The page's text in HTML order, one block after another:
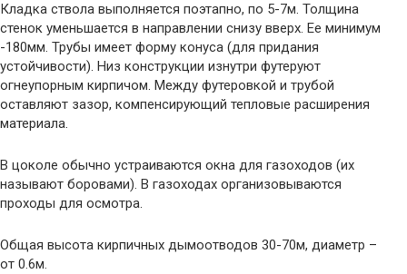
Кладка ствола выполняется поэтапно, по 5-7м. Толщина
стенок уменьшается в направлении снизу вверх. Ее минимум
-180мм. Трубы имеет форму конуса (для придания
устойчивости). Низ конструкции изнутри футеруют
огнеупорным кирпичом. Между футеровкой и трубой
оставляют зазор, компенсирующий тепловые расширения
материала.
В цоколе обычно устраиваются окна для газоходов (их
называют боровами). В газоходах организовываются
проходы для осмотра.
Общая высота кирпичных дымоотводов 30-70м, диаметр –
от 0.6м.